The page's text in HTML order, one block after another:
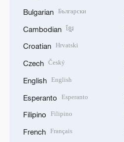
Bulgarian Български
Cambodian ខ្មែរ
Croatian Hrvatski
Czech Český
English English
Esperanto Esperanto
Filipino Filipino
French Français